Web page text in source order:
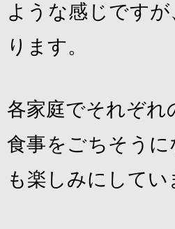
ような感じです
ります。
各家庭でそれぞれ
食事をごちそう
も楽しみにしてい